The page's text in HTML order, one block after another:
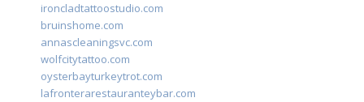
ironcladtattoostudio.com
bruinshome.com
annascleaningsvc.com
wolfcitytattoo.com
oysterbayturkeytrot.com
lafronterarestauranteybar.com